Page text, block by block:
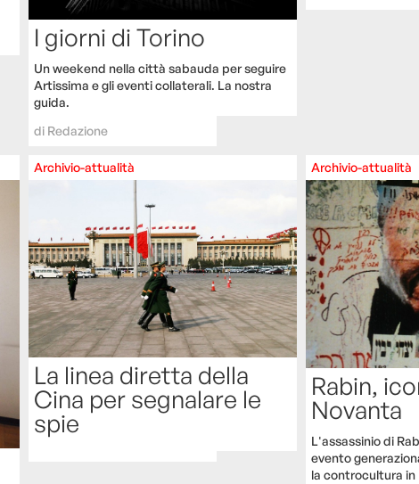
I giorni di Torino
Un weekend nella città sabauda per seguire
Artissima e gli eventi collaterali. La nostra
guida.
di Redazione
Archivio-attualità
La linea diretta della
Cina per segnalare le
spie
Archivio-attualità
Rabin,
Novanta
L'assassinio di
evento
la controcultura in